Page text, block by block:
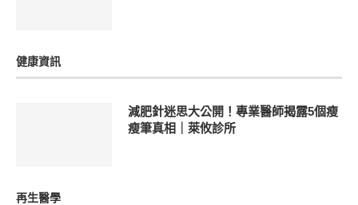
健康資訊
減肥針迷思大公開！專業醫師揭露5個瘦
瘦筆真相｜萊攸診所
再生醫學